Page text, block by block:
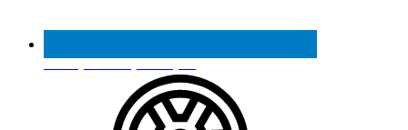
Реестр МинПромТорга